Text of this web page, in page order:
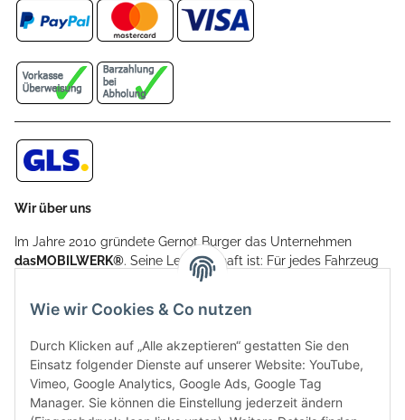
Wir über uns
Im Jahre 2010 gründete Gernot Burger das Unternehmen
dasMOBILWERK®. Seine Leidenschaft ist: Für jedes Fahrzeug
ein Car Cover anzubieten - passgenau und individuell.
Aufgrund der vielen positiven Kundenrückmeldungen kamen
weitere Produkte, wie Reifenschuhe, Hardtopständer hinzu.
Seine Reifenschoner werden in Deutschland produziert und
sind mit hochwertigen Techniken und Materialien gefertigt.
dasMOBILWERK® ist seit der Gründung ein
Familienunternehmen, welches sich seit 2010 auf
Wie wir Cookies & Co nutzen
Durch Klicken auf „Alle akzeptieren“ gestatten Sie den
Einsatz folgender Dienste auf unserer Website: YouTube,
Vimeo, Google Analytics, Google Ads, Google Tag
Manager. Sie können die Einstellung jederzeit ändern